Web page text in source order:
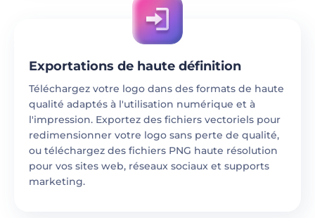
Exportations de haute définition
Téléchargez votre logo dans des formats de haute
qualité adaptés à l'utilisation numérique et à
l'impression. Exportez des fichiers vectoriels pour
redimensionner votre logo sans perte de qualité,
ou téléchargez des fichiers PNG haute résolution
pour vos sites web, réseaux sociaux et supports
marketing.